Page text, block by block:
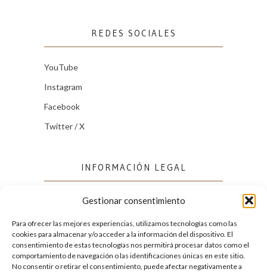
Gestionar consentimiento
Para ofrecer las mejores experiencias, utilizamos tecnologías como las
cookies para almacenar y/o acceder a la información del dispositivo. El
consentimiento de estas tecnologías nos permitirá procesar datos como el
comportamiento de navegación o las identificaciones únicas en este sitio.
No consentir o retirar el consentimiento, puede afectar negativamente a
REDES SOCIALES
YouTube
Instagram
Facebook
Twitter / X
INFORMACIÓN LEGAL
Política de cookies (UE)
Política de privacidad
FACEBOOK